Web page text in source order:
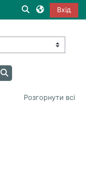
Переключити
Вхід
Пошук курсів
Розгорнути всі